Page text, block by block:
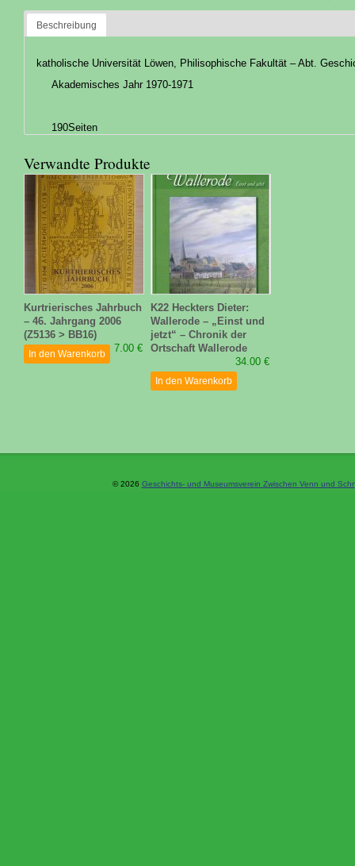
Beschreibung
katholische Universität Löwen, Philisophische Fakultät – Abt.
Akademisches Jahr 1970-1971
190Seiten
Verwandte Produkte
Kurtrierisches Jahrbuch
– 46. Jahrgang 2006
(Z5136 > BB16)
7.00 €
In den Warenkorb
K22 Heckters Dieter:
Wallerode – „Einst und
jetzt“ – Chronik der
Ortschaft Wallerode
34.00 €
In den Warenkorb
© 2026 Geschichts- und Museumsverein Zwischen Venn und